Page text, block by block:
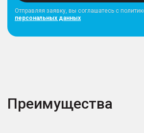
Отправляя заявку, вы соглашатесь с
персональных данных
Преимущества